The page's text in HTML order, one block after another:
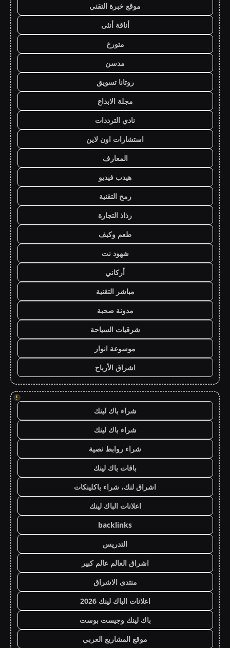
موقع خبرة التقني
أناقة أنثى
متورخ
مدسن
روتانا تسويق
مجلة الابداع
نادي الترددات
استشارات اون لاين
المعارف
هيدب فيديو
رمح التقنية
رذاذ التجارة
طعم وكيف
شهود نت
أركاني
مباشر التقنية
مدونة صحبة
شرقيات السياحة
موسوعة انوار
اشراق الأرباح
!
شراء باك لينك
شراء باك لينك
شراء روابط نصية
باقات باك لينك
اشراق لنك، شراء باكلينكات
اعلانات الباك لينك
backlinks
التدريس
اشراق العالم عالم كبير
منتدى الاشراق
اعلانات الباك لينك 2026
باك لينك وجيست بوست
موقع المشاريع العربي